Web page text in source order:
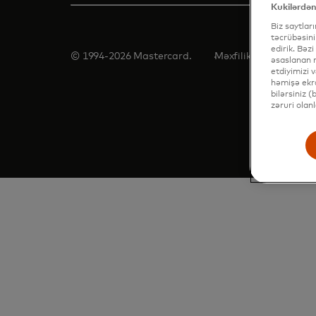
© 1994-2026 Mastercard. Məxfilik Şərtlər
Biz
təcrübəsini
edirik. Bəzi
əsaslanan
etdiyimizi
həmişə
bilərsiniz
zəruri